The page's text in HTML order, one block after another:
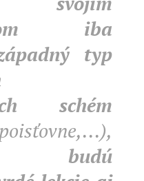
iba
typ
schém
budú